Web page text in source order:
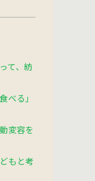
て、紡
べる」
変容を
もと考